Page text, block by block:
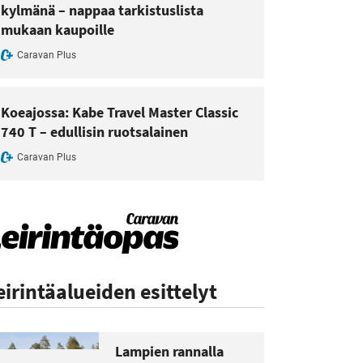
kylmänä – nappaa tarkistuslista
mukaan kaupoille
Caravan Plus
Koeajossa: Kabe Travel Master Classic
740 T – edullisin ruotsalainen
Caravan Plus
esittelyt
Lampien rannalla